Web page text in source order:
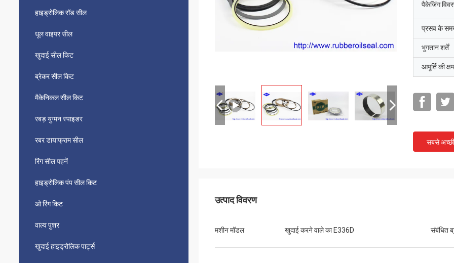
हाइड्रोलिक रॉड सील
धूल वाइपर सील
खुदाई सील किट
ब्रेकर सील किट
मैकेनिकल सील किट
रबड़ युग्मन स्पाइडर
रबर डायाफ्राम सील
रिंग सील पहनें
हाइड्रोलिक पंप सील किट
ओ रिंग किट
वाल्व पुशर
खुदाई हाइड्रोलिक पार्ट्स
पैकेजिंग
प्रसव के
भुगतान शर्तें
आपूर्ति की
सबसे
उत्पाद विवरण
मशीन मॉडल खुदाई करने वाले का E336D संबंधित